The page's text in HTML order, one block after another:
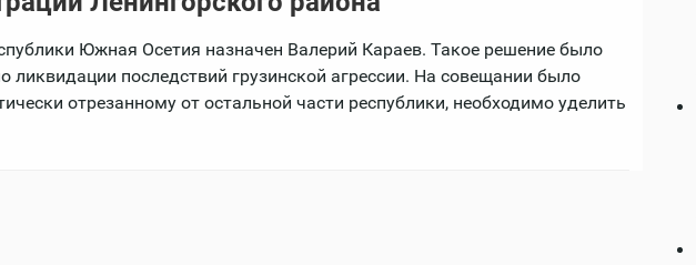
Южная Осетия назначен Валерий Караев. Такое решение было
последствий грузинской агрессии. На совещании было
отрезанному от остальной части республики, необходимо уделить